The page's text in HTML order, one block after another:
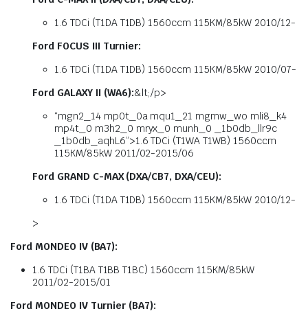
1.6 TDCi (T1DA T1DB) 1560ccm 115KM/85kW 2010/12-
Ford FOCUS III Turnier:
1.6 TDCi (T1DA T1DB) 1560ccm 115KM/85kW 2010/07-
Ford GALAXY II (WA6):&lt;/p>
“mgn2_14 mp0t_0a mqu1_21 mgmw_wo mli8_k4
mp4t_0 m3h2_0 mryx_0 munh_0 _1b0db_llr9c
_1b0db_aqhL6”>1.6 TDCi (T1WA T1WB) 1560ccm
115KM/85kW 2011/02-2015/06
Ford GRAND C-MAX (DXA/CB7, DXA/CEU):
1.6 TDCi (T1DA T1DB) 1560ccm 115KM/85kW 2010/12-
>
Ford MONDEO IV (BA7):
1.6 TDCi (T1BA T1BB T1BC) 1560ccm 115KM/85kW
2011/02-2015/01
Ford MONDEO IV Turnier (BA7):